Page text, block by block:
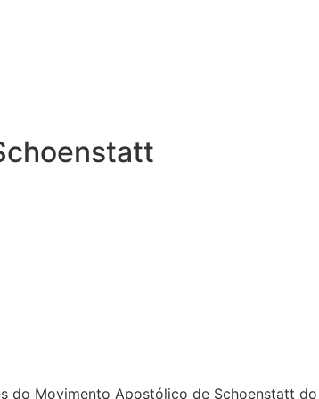
do Movimento Apostólico de Schoenstatt do